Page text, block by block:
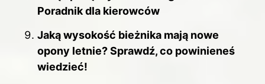
Poradnik dla kierowców
Jaką wysokość bieżnika mają nowe
opony letnie? Sprawdź, co powinieneś
wiedzieć!